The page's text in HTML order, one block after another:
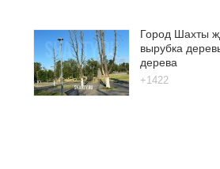
Город Шахты
вырубка
дерева
+1422